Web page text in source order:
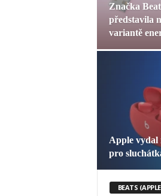
Značka
představila
variantě
Apple
pro
BEATS